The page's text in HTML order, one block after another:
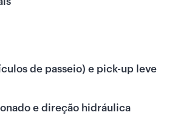
de passeio) e pick-up leve
e direção hidráulica